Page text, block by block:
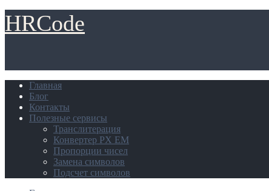
HRCode
Главная
Блог
Контакты
Полезные сервисы
Транслитерация
Конвертер PX EM
Пропорции чисел
Замена символов
Подсчет символов